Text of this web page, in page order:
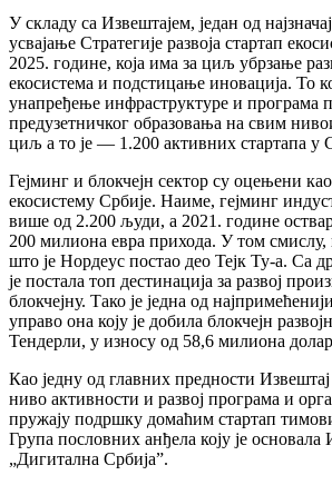
У складу са Извештајем, један од
усвајање Стратегије развоја стартап
2025. године, која има за циљ убрзање
екосистема и подстицање иновација. То
унапређење инфраструктуре и програма
предузетничког образовања на свим
циљ а то је — 1.200 активних стартапа у
Гејминг и блокчејн сектор су оцењени
екосистему Србије. Наиме, гејминг
више од 2.200 људи, а 2021. године
200 милиона евра прихода. У том смислу,
што је Нордеус постао део Тејк Ту-а. Са
је постала топ дестинација за развој
блокчејну. Тако је једна од
управо она коју је добила блокчејн
Тендерли, у износу од 58,6 милиона
Као једну од главних предности
ниво активности и развој програма и
пружају подршку домаћим стартап
Група пословних анђела коју је основала
„Дигитална Србија”.